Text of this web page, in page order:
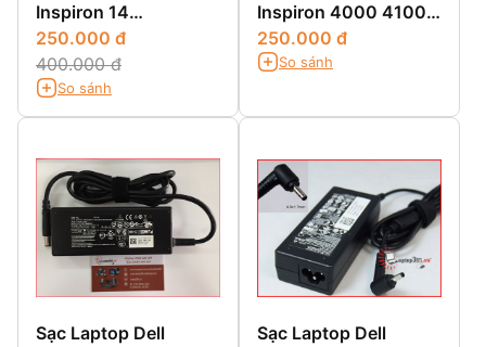
Inspiron 14
3451,3451,14 3000
3451,14-3451
250.000 đ
400.000 đ
So sánh
Inspiron 4000 4100
4150
250.000 đ
So sánh
Sạc Laptop Dell
Sạc Laptop Dell